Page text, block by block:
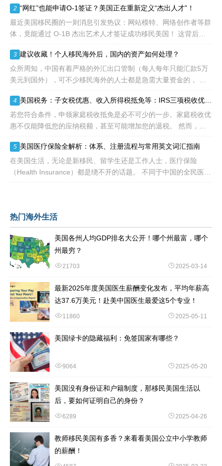
等的限制，所以也愈来愈受
到中国杰出人才的青睐。
家税务总局配套发
2 “网红”也能申请O-1签证？美国正在重新定义“杰出人才”！
最近美国移民圈的一则消息引发热议：网站模特、网络创作者等群
体，竟能通过 O-1B 杰出艺术人才签证成功移民美国！ 这背后不
构
3 建议收藏！个人移民海外后，国内的资产如何处理？
众所周知，中国有着严格的外汇出口管制（每人每年只能汇款5万
美元到国外），可不少移民海外的人士都是急需大量资金的， 包
随着近年来国
4
美国税务：子女税优惠、收入所得税抵免等：IRS三项税收优惠即将提高额度
若您符合条件，申领家庭税收抵免是必不可少的一步。家庭税收优
惠不仅能降低您的应纳税额，甚至可能增加您的退税。 然而，您
变动，因为许
5 美国医疗保险全解析：体系、注册流程与常用英文词汇指南
在美国生活，无论是新移民、留学生还是工作人士，医疗保险
（Health Insurance）都是绕不开的话题。 不同于中国的全民医保
热门海外生活
美国各州人均GDP排名大公开！哪个州最富，哪个
州最穷？
21703 2025-03-14
最新2025年度美国医生薪酬变化发布，平均年薪高
达37.6万美元！赴美中国医生最爱这5个专业！
11860 2025-05-11
美国绿卡的隐藏福利：免签国家有哪些？
9064 2025-05-20
美国没有身份证和户籍制度，那移民美国生活以
后，要如何证明自己的身份？
6289 2025-04-26
教师移民美国有多香？来看看美国公立中小学教师
的薪酬！